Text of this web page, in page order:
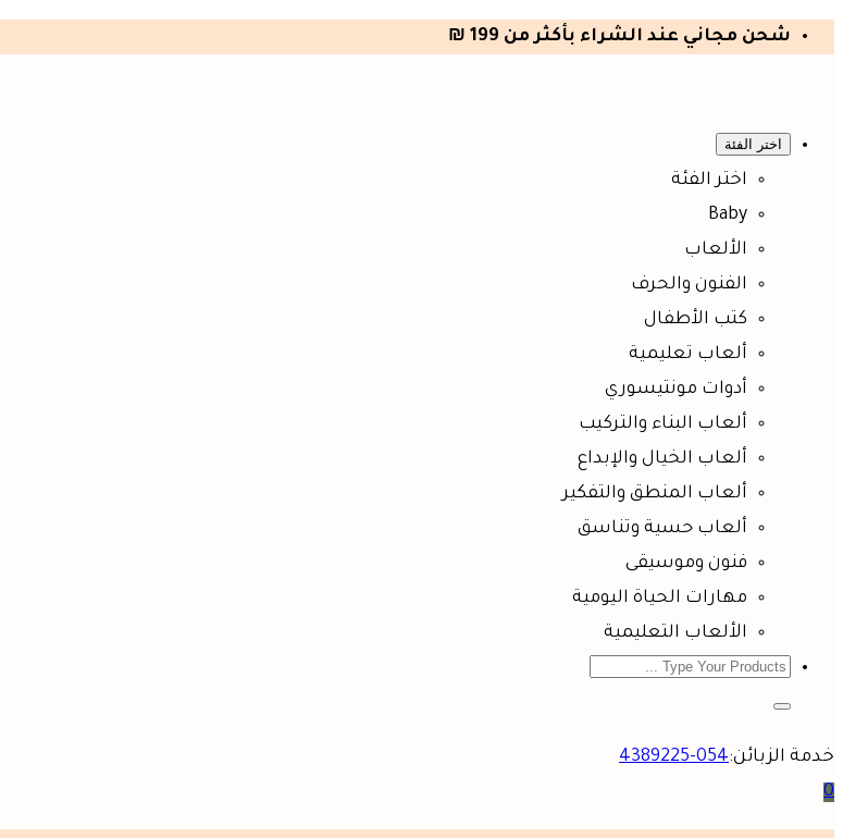
شحن مجاني عند الشراء بأكثر من 199 ₪
اختر الفئة
اختر الفئة
Baby
الألعاب
الفنون والحرف
كتب الأطفال
ألعاب تعليمية
أدوات مونتيسوري
ألعاب البناء والتركيب
ألعاب الخيال والإبداع
ألعاب المنطق والتفكير
ألعاب حسية وتناسق
فنون وموسيقى
مهارات الحياة اليومية
الألعاب التعليمية
خدمة الزبائن:054-4389225
0